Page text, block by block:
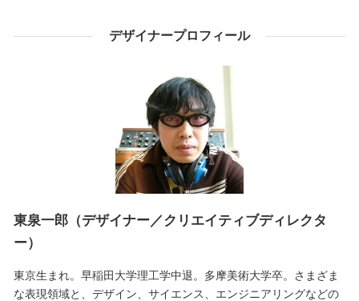
デザイナープロフィール
東泉一郎（デザイナー／クリエイティブディレクタ
ー）
東京生まれ。早稲田大学理工学中退。多摩美術大学卒。さまざま
な表現領域と、デザイン、サイエンス、エンジニアリングなどの